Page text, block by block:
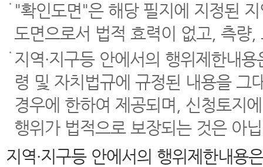
"확인도면"은 해당 필지에 지정된
도면으로서 법적 효력이 없고, 측량
지역·지구등 안에서의 행위제한내
령 및 자치법규에 규정된 내용을 그
경우에 한하여 제공되며, 신청토지
행위가 법적으로 보장되는 것은 아
지역·지구등 안에서의 행위제한내용